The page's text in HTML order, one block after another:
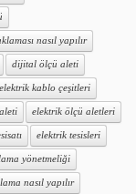
nasıl yapılır
dijital ölçü aleti
elektrik kablo çeşitleri
elektrik ölçü aletleri
elektrik tesisleri
yönetmeliği
nasıl yapılır